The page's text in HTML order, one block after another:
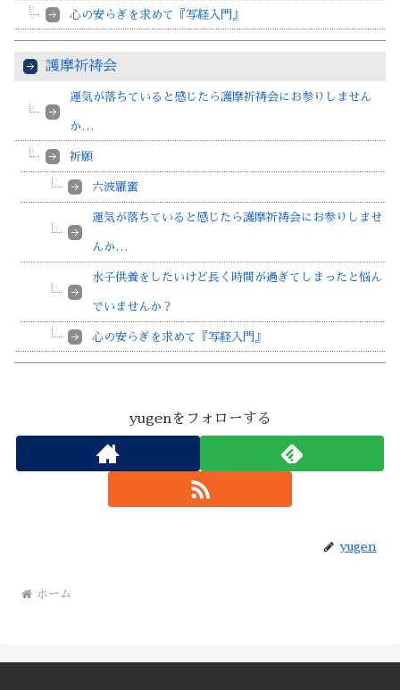
心の安らぎを求めて『写経入門』
護摩祈祷会
運気が落ちていると感じたら護摩祈祷会にお参りしません
か…
祈願
六波羅蜜
運気が落ちていると感じたら護摩祈祷会にお参りしませ
んか…
水子供養をしたいけど長く時間が過ぎてしまったと悩ん
でいませんか？
心の安らぎを求めて『写経入門』
yugenをフォローする
yugen
ホーム